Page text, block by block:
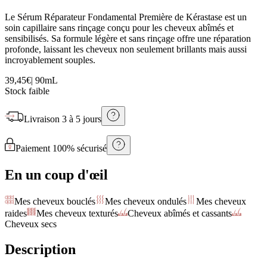
Le Sérum Réparateur Fondamental Première de Kérastase est un
soin capillaire sans rinçage conçu pour les cheveux abîmés et
sensibilisés. Sa formule légère et sans rinçage offre une réparation
profonde, laissant les cheveux non seulement brillants mais aussi
incroyablement souples.
39,45€| 90mL
Stock faible
Livraison 3 à 5 jours
Paiement 100% sécurisé
En un coup d'œil
Mes cheveux bouclés Mes cheveux ondulés
Mes cheveux
raides
Mes cheveux texturés
Cheveux abîmés et cassants
Cheveux secs
Description